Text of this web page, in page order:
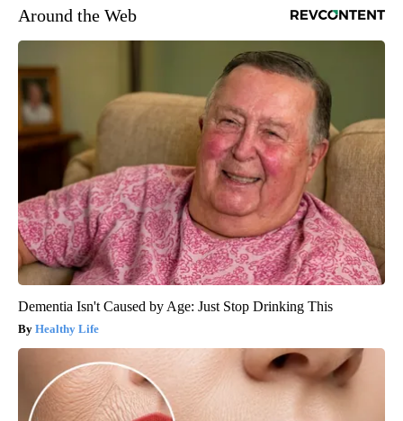
Around the Web
Dementia Isn't Caused by Age: Just Stop Drinking This
Healthy Life